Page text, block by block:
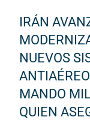
IRÁN
NUEVOS
MANDO
QUIEN